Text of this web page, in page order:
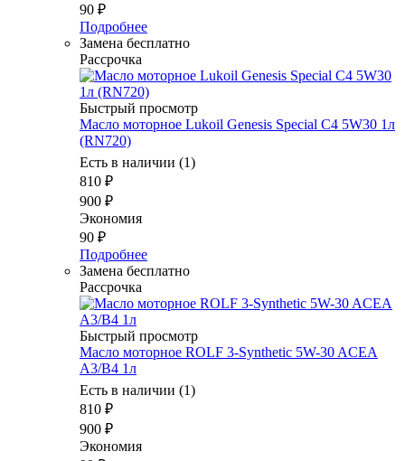
90 ₽
Подробнее
Замена бесплатно
Рассрочка
Быстрый просмотр
Масло моторное Lukoil Genesis Special C4 5W30 1л
(RN720)
Есть в наличии (1)
810 ₽
900 ₽
Экономия
90 ₽
Подробнее
Замена бесплатно
Рассрочка
Быстрый просмотр
Масло моторное ROLF 3-Synthetic 5W-30 ACEA
A3/B4 1л
Есть в наличии (1)
810 ₽
900 ₽
Экономия